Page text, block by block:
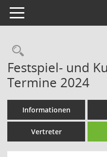
Toggle navigation
Festspiel- und
Termine 2024
Informationen
Vertreter